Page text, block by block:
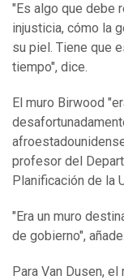
"Es algo que debe
injusticia, cómo la
su piel. Tiene que
tiempo", dice.
El muro Birwood
profesor del
Planificación de la
"Era un muro
de gobierno", añade.
Para Van Dusen,